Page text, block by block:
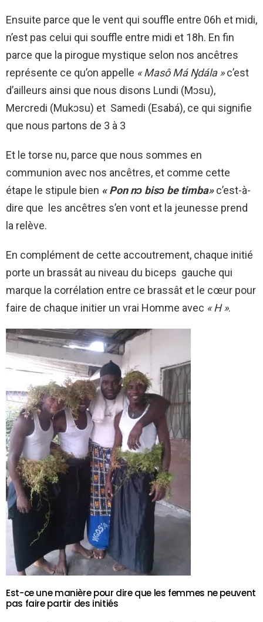
Ensuite parce que le vent qui souffle entre 06h et midi,
n’est pas celui qui souffle entre midi et 18h. En fin
parce que la pirogue mystique selon nos ancêtres
représente ce qu’on appelle « Masô Má Ŋdála »c’est
d’ailleurs ainsi que nous disons Lundi (Mɔsu),
Mercredi (Mukɔsu) et Samedi (Esabá), ce qui signifie
que nous partons de 3 à 3
Et le torse nu, parce que nous sommes en
communion avec nos ancêtres, et comme cette
étape le stipule bien « Pon nɔ bisɔ be timba»c’est-à-
dire que les ancêtres s’en vont et la jeunesse prend
la relève.
En complément de cette accoutrement, chaque initié
porte un brassât au niveau du biceps gauche qui
marque la corrélation entre ce brassât et le cœur pour
faire de chaque initier un vrai Homme avec « H ».
Est-ce une manière pour dire que les femmes ne peuvent
pas faire partir des initiés